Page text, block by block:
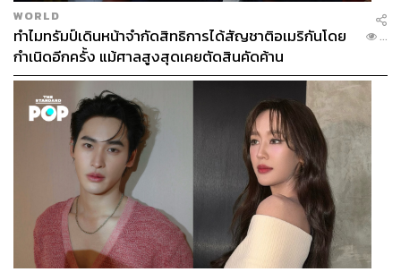
WORLD
ทำไมทรัมป์เดินหน้าจำกัดสิทธิการได้สัญชาติอเมริกันโดย
กำเนิดอีกครั้ง แม้ศาลสูงสุดเคยตัดสินคัดค้าน
...